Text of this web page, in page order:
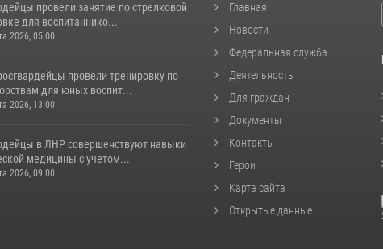
провели занятие по стрелковой
для воспитаннико...
2026, 05:00
провели тренировку по
для юных воспит...
2026, 13:00
в ЛНР совершенствуют навыки
медицины с учетом...
2026, 09:00
Главная
Новости
Федеральная служба
Деятельность
Для граждан
Документы
Контакты
Герои
Карта сайта
Открытые данные